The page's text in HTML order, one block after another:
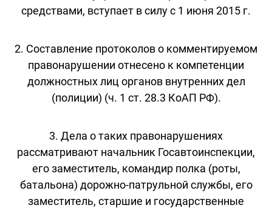
средствами, вступает в силу с 1 июня 2015 г.
2. Составление протоколов о комментируемом
правонарушении отнесено к компетенции
должностных лиц органов внутренних дел
(полиции) (ч. 1 ст. 28.3 КоАП РФ).
3. Дела о таких правонарушениях
рассматривают начальник Госавтоинспекции,
его заместитель, командир полка (роты,
батальона) дорожно-патрульной службы, его
заместитель, старшие и государственные